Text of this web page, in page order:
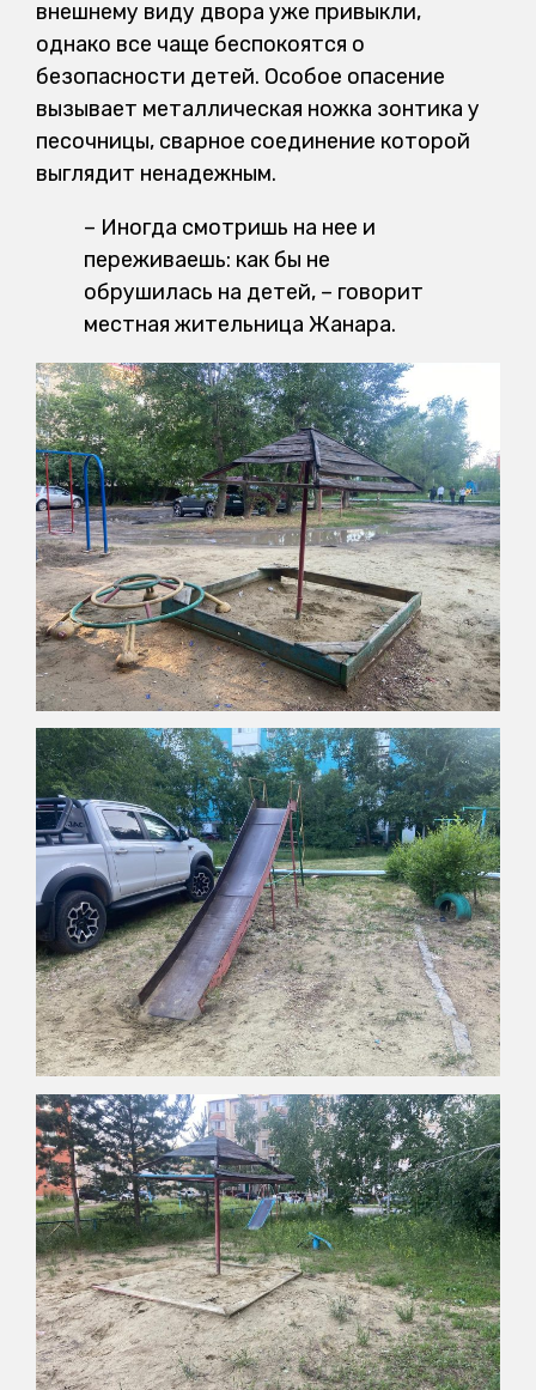
внешнему виду двора уже привыкли,
однако все чаще беспокоятся о
безопасности детей. Особое опасение
вызывает металлическая ножка зонтика у
песочницы, сварное соединение которой
выглядит ненадежным.
– Иногда смотришь на нее и
переживаешь: как бы не
обрушилась на детей, – говорит
местная жительница Жанара.